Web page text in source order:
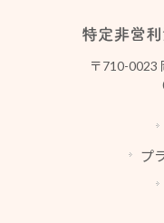
〒710-0023
プ